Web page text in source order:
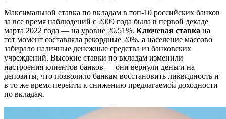
Максимальной ставка по вкладам в топ-10 российских банков
за все время наблюдений с 2009 года была в первой декаде
марта 2022 года — на уровне 20,51%. Ключевая ставка на
тот момент составляла рекордные 20%, а население массово
забирало наличные денежные средства из банковских
учреждений. Высокие ставки по вкладам изменили
настроения клиентов банков — они вернули деньги на
депозиты, что позволило банкам восстановить ликвидность и
в то же время перейти к снижению предлагаемой доходности
по вкладам.